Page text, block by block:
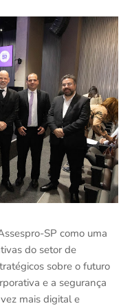
SP como uma
do setor de
sobre o futuro
e a segurança
mais digital e